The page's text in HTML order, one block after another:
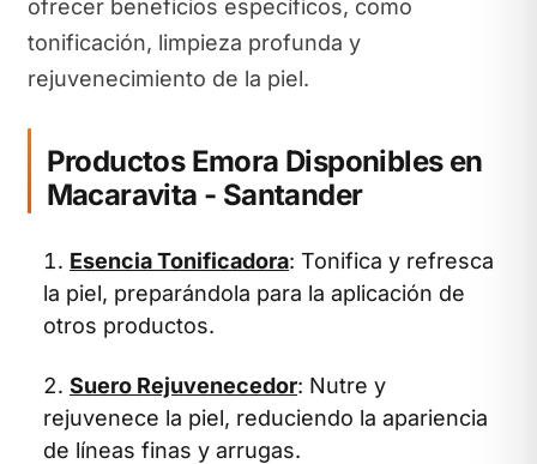
ofrecer beneficios específicos, como
tonificación, limpieza profunda y
rejuvenecimiento de la piel.
Productos Emora Disponibles en
Macaravita - Santander
Esencia Tonificadora: Tonifica y refresca
la piel, preparándola para la aplicación de
otros productos.
Suero Rejuvenecedor: Nutre y
rejuvenece la piel, reduciendo la apariencia
de líneas finas y arrugas.